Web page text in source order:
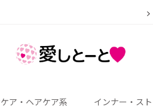
ア・ヘアケア系 インナー・ス